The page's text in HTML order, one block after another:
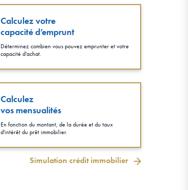
Calculez votre
capacité d’emprunt
Déterminez combien vous pouvez emprunter et votre
capacité d'achat.
Calculez
vos mensualités
En fonction du montant, de la durée et du taux
d'intérêt du prêt immobilier.
Simulation crédit immobilier